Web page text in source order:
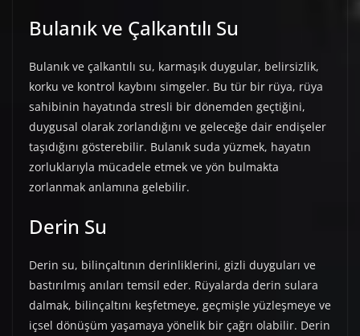
Bulanık ve Çalkantılı Su
Bulanık ve çalkantılı su, karmaşık duygular, belirsizlik,
korku ve kontrol kaybını simgeler. Bu tür bir rüya, rüya
sahibinin hayatında stresli bir dönemden geçtiğini,
duygusal olarak zorlandığını ve geleceğe dair endişeler
taşıdığını gösterebilir. Bulanık suda yüzmek, hayatın
zorluklarıyla mücadele etmek ve yön bulmakta
zorlanmak anlamına gelebilir.
Derin Su
Derin su, bilinçaltının derinliklerini, gizli duyguları ve
bastırılmış anıları temsil eder. Rüyalarda derin sulara
dalmak, bilinçaltını keşfetmeye, geçmişle yüzleşmeye ve
içsel dönüşüm yaşamaya yönelik bir çağrı olabilir. Derin